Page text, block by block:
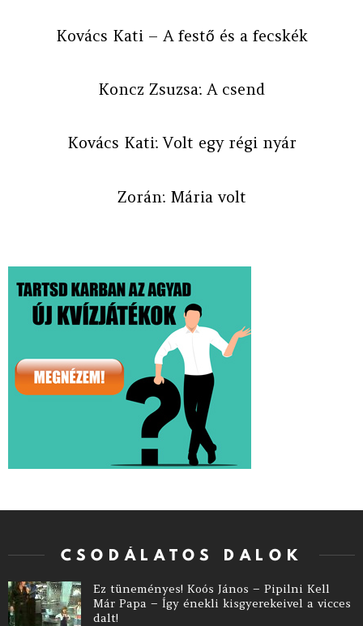
Kovács Kati – A festő és a fecskék
Koncz Zsuzsa: A csend
Kovács Kati: Volt egy régi nyár
Zorán: Mária volt
CSODÁLATOS DALOK
Ez tüneményes! Koós János – Pipilni Kell
Már Papa – Így énekli kisgyerekeivel a vicces
dalt!